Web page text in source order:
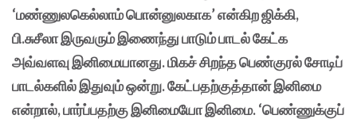
‘மண்ணுலகெல்லாம் பொன்னுலகாக’ என்கிற ஜிக்கி,
பி.சுசீலா இருவரும் இணைந்து பாடும் பாடல் கேட்க
அவ்வளவு இனிமையானது. மிகச் சிறந்த பெண்குரல் சோடிப்
பாடல்களில் இதுவும் ஒன்று. கேட்பதற்குத்தான் இனிமை
என்றால், பார்ப்பதற்கு இனிமையோ இனிமை. ‘பெண்ணுக்குப்